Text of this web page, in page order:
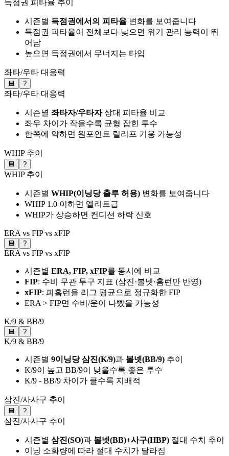
득점권 피타율 추이
시즌별 득점권에서의 피타율 변화를 보여줍니다
득점권 피타율이 전체보다 낮으면 위기 관리 능력이 뛰
어남
높으면 득점권에서 무너지는 타입
좌타/우타 대응력
💾 ?
좌타/우타 대응력
시즌별 좌타자/우타자상대 피타율 비교
좌우 차이가 작을수록 균형 잡힌 투수
한쪽에 약하면 원포인트 릴리프 기용 가능성
WHIP 추이
💾 ?
WHIP 추이
시즌별 WHIP(이닝당 출루 허용) 변화를 보여줍니다
WHIP 1.0 이하면 엘리트급
WHIP가 상승하면 컨디션 하락 신호
ERA vs FIP vs xFIP
💾 ?
ERA vs FIP vs xFIP
시즌별 ERA, FIP, xFIP를 동시에 비교
FIP: 수비 무관 투구 지표 (삼진·볼넷·홈런만 반영)
xFIP: 피홈런을 리그 평균으로 정규화한 FIP
ERA > FIP면 수비/운이 나빴을 가능성
K/9 & BB/9
💾 ?
K/9 & BB/9
시즌별 9이닝당 삼진(K/9)과 볼넷(BB/9) 추이
K/9이 높고 BB/9이 낮을수록 좋은 투수
K/9 - BB/9 차이가 클수록 지배적
삼진/사사구 추이
💾 ?
삼진/사사구 추이
시즌별 삼진(SO)과 볼넷(BB)+사구(HBP) 절대 수치 추이
이닝 소화량에 따라 절대 수치가 달라짐